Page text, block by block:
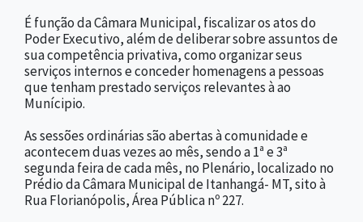
É função da Câmara Municipal, fiscalizar os atos do
Poder Executivo, além de deliberar sobre assuntos de
sua competência privativa, como organizar seus
serviços internos e conceder homenagens a pessoas
que tenham prestado serviços relevantes à ao
Munícipio.
As sessões ordinárias são abertas à comunidade e
acontecem duas vezes ao mês, sendo a 1ª e 3ª
segunda feira de cada mês, no Plenário, localizado no
Prédio da Câmara Municipal de Itanhangá- MT, sito à
Rua Florianópolis, Área Pública nº 227.